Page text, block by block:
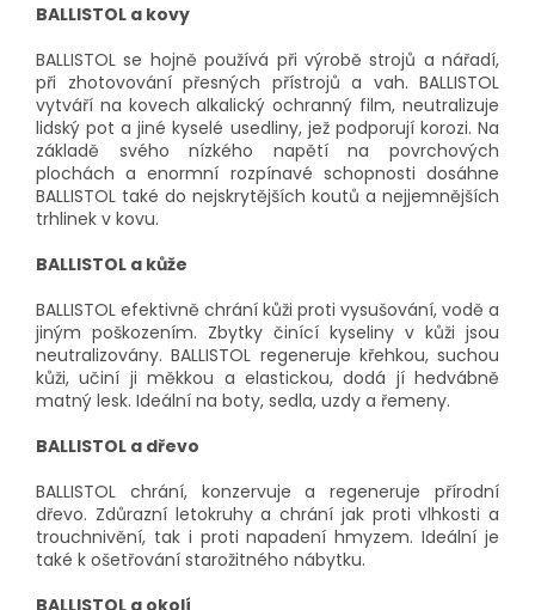
BALLISTOL a kovy
BALLISTOL se hojně používá při výrobě strojů a nářadí,
při zhotovování přesných přístrojů a vah. BALLISTOL
vytváří na kovech alkalický ochranný film, neutralizuje
lidský pot a jiné kyselé usedliny, jež podporují korozi. Na
základě svého nízkého napětí na povrchových
plochách a enormní rozpínavé schopnosti dosáhne
BALLISTOL také do nejskrytějších koutů a nejjemnějších
trhlinek v kovu.
BALLISTOL a kůže
BALLISTOL efektivně chrání kůži proti vysušování, vodě a
jiným poškozením. Zbytky činící kyseliny v kůži jsou
neutralizovány. BALLISTOL regeneruje křehkou, suchou
kůži, učiní ji měkkou a elastickou, dodá jí hedvábně
matný lesk. Ideální na boty, sedla, uzdy a řemeny.
BALLISTOL a dřevo
BALLISTOL chrání, konzervuje a regeneruje přírodní
dřevo. Zdůrazní letokruhy a chrání jak proti vlhkosti a
trouchnivění, tak i proti napadení hmyzem. Ideální je
také k ošetřování starožitného nábytku.
BALLISTOL a okolí